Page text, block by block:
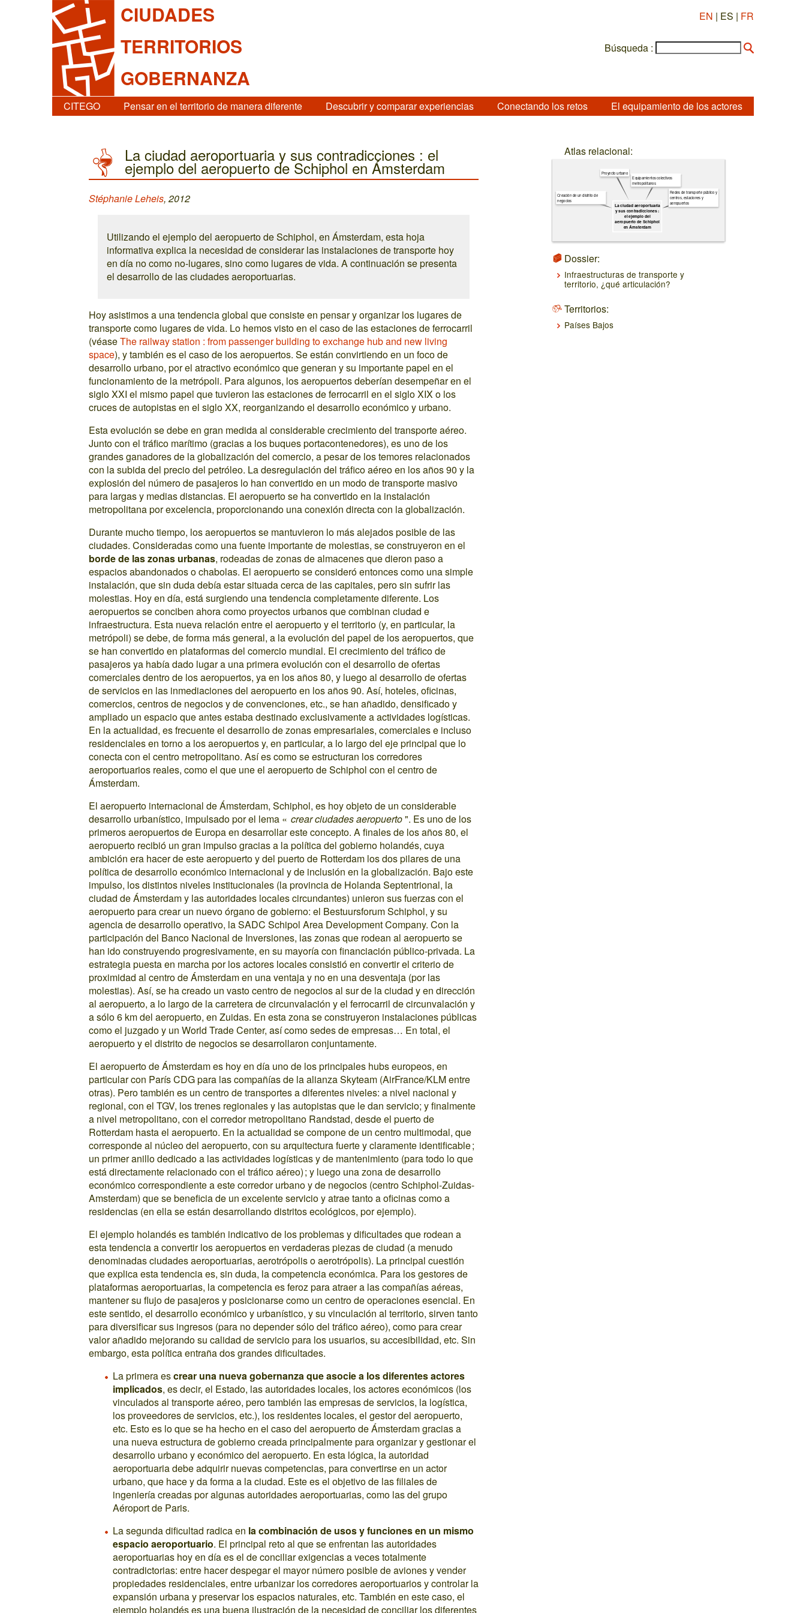
CIUDADES
TERRITORIOS
GOBERNANZA
EN | ES | FR
Búsqueda :
CITEGO Pensar en el territorio de manera diferente Descubrir y comparar experiencias Conectando los retos El equipamiento de los actores
La ciudad aeroportuaria y sus contradicciones : el
ejemplo del aeropuerto de Schiphol en Ámsterdam
Stéphanie Leheis, 2012
Utilizando el ejemplo del aeropuerto de Schiphol, en Ámsterdam, esta hoja
informativa explica la necesidad de considerar las instalaciones de transporte hoy
en día no como no-lugares, sino como lugares de vida. A continuación se presenta
el desarrollo de las ciudades aeroportuarias.
Hoy asistimos a una tendencia global que consiste en pensar y organizar los lugares de
transporte como lugares de vida. Lo hemos visto en el caso de las estaciones de ferrocarril
(véaseThe railway station : from passenger building to exchange hub and new living
space), y también es el caso de los aeropuertos. Se están convirtiendo en un foco de
desarrollo urbano, por el atractivo económico que generan y su importante papel en el
funcionamiento de la metrópoli. Para algunos, los aeropuertos deberían desempeñar en el
siglo XXI el mismo papel que tuvieron las estaciones de ferrocarril en el siglo XIX o los
cruces de autopistas en el siglo XX, reorganizando el desarrollo económico y urbano.
Esta evolución se debe en gran medida al considerable crecimiento del transporte aéreo.
Junto con el tráfico marítimo (gracias a los buques portacontenedores), es uno de los
grandes ganadores de la globalización del comercio, a pesar de los temores relacionados
con la subida del precio del petróleo. La desregulación del tráfico aéreo en los años 90 y la
explosión del número de pasajeros lo han convertido en un modo de transporte masivo
para largas y medias distancias. El aeropuerto se ha convertido en la instalación
metropolitana por excelencia, proporcionando una conexión directa con la globalización.
Durante mucho tiempo, los aeropuertos se mantuvieron lo más alejados posible de las
ciudades. Consideradas como una fuente importante de molestias, se construyeron en el
borde de las zonas urbanas, rodeadas de zonas de almacenes que dieron paso a
espacios abandonados o chabolas. El aeropuerto se consideró entonces como una simple
instalación, que sin duda debía estar situada cerca de las capitales, pero sin sufrir las
molestias. Hoy en día, está surgiendo una tendencia completamente diferente. Los
aeropuertos se conciben ahora como proyectos urbanos que combinan ciudad e
infraestructura. Esta nueva relación entre el aeropuerto y el territorio (y, en particular, la
metrópoli) se debe, de forma más general, a la evolución del papel de los aeropuertos, que
se han convertido en plataformas del comercio mundial. El crecimiento del tráfico de
pasajeros ya había dado lugar a una primera evolución con el desarrollo de ofertas
comerciales dentro de los aeropuertos, ya en los años 80, y luego al desarrollo de ofertas
de servicios en las inmediaciones del aeropuerto en los años 90. Así, hoteles, oficinas,
comercios, centros de negocios y de convenciones, etc., se han añadido, densificado y
ampliado un espacio que antes estaba destinado exclusivamente a actividades logísticas.
En la actualidad, es frecuente el desarrollo de zonas empresariales, comerciales e incluso
residenciales en torno a los aeropuertos y, en particular, a lo largo del eje principal que lo
conecta con el centro metropolitano. Así es como se estructuran los corredores
aeroportuarios reales, como el que une el aeropuerto de Schiphol con el centro de
Ámsterdam.
El aeropuerto internacional de Ámsterdam, Schiphol, es hoy objeto de un considerable
desarrollo urbanístico, impulsado por el lema «crear ciudades aeropuerto". Es uno de los
primeros aeropuertos de Europa en desarrollar este concepto. A finales de los años 80, el
aeropuerto recibió un gran impulso gracias a la política del gobierno holandés, cuya
ambición era hacer de este aeropuerto y del puerto de Rotterdam los dos pilares de una
política de desarrollo económico internacional y de inclusión en la globalización. Bajo este
impulso, los distintos niveles institucionales (la provincia de Holanda Septentrional, la
ciudad de Ámsterdam y las autoridades locales circundantes) unieron sus fuerzas con el
aeropuerto para crear un nuevo órgano de gobierno: el Bestuursforum Schiphol, y su
agencia de desarrollo operativo, la SADC Schipol Area Development Company. Con la
participación del Banco Nacional de Inversiones, las zonas que rodean al aeropuerto se
han ido construyendo progresivamente, en su mayoría con financiación público-privada. La
estrategia puesta en marcha por los actores locales consistió en convertir el criterio de
proximidad al centro de Ámsterdam en una ventaja y no en una desventaja (por las
molestias). Así, se ha creado un vasto centro de negocios al sur de la ciudad y en dirección
al aeropuerto, a lo largo de la carretera de circunvalación y el ferrocarril de circunvalación y
a sólo 6 km del aeropuerto, en Zuidas. En esta zona se construyeron instalaciones públicas
como el juzgado y un World Trade Center, así como sedes de empresas… En total, el
aeropuerto y el distrito de negocios se desarrollaron conjuntamente.
El aeropuerto de Ámsterdam es hoy en día uno de los principales hubs europeos, en
particular con París CDG para las compañías de la alianza Skyteam (AirFrance/KLM entre
otras). Pero también es un centro de transportes a diferentes niveles: a nivel nacional y
regional, con el TGV, los trenes regionales y las autopistas que le dan servicio; y finalmente
a nivel metropolitano, con el corredor metropolitano Randstad, desde el puerto de
Rotterdam hasta el aeropuerto. En la actualidad se compone de un centro multimodal, que
corresponde al núcleo del aeropuerto, con su arquitectura fuerte y claramente identificable ;
un primer anillo dedicado a las actividades logísticas y de mantenimiento (para todo lo que
está directamente relacionado con el tráfico aéreo) ; y luego una zona de desarrollo
económico correspondiente a este corredor urbano y de negocios (centro Schiphol-Zuidas-
Amsterdam) que se beneficia de un excelente servicio y atrae tanto a oficinas como a
residencias (en ella se están desarrollando distritos ecológicos, por ejemplo).
El ejemplo holandés es también indicativo de los problemas y dificultades que rodean a
esta tendencia a convertir los aeropuertos en verdaderas piezas de ciudad (a menudo
denominadas ciudades aeroportuarias, aerotrópolis o aerotrópolis). La principal cuestión
que explica esta tendencia es, sin duda, la competencia económica. Para los gestores de
plataformas aeroportuarias, la competencia es feroz para atraer a las compañías aéreas,
mantener su flujo de pasajeros y posicionarse como un centro de operaciones esencial. En
este sentido, el desarrollo económico y urbanístico, y su vinculación al territorio, sirven tanto
para diversificar sus ingresos (para no depender sólo del tráfico aéreo), como para crear
valor añadido mejorando su calidad de servicio para los usuarios, su accesibilidad, etc. Sin
embargo, esta política entraña dos grandes dificultades.
La primera escrear una nueva gobernanza que asocie a los diferentes actores
implicados, es decir, el Estado, las autoridades locales, los actores económicos (los
vinculados al transporte aéreo, pero también las empresas de servicios, la logística,
los proveedores de servicios, etc.), los residentes locales, el gestor del aeropuerto,
etc. Esto es lo que se ha hecho en el caso del aeropuerto de Ámsterdam gracias a
una nueva estructura de gobierno creada principalmente para organizar y gestionar el
desarrollo urbano y económico del aeropuerto. En esta lógica, la autoridad
aeroportuaria debe adquirir nuevas competencias, para convertirse en un actor
urbano, que hace y da forma a la ciudad. Este es el objetivo de las filiales de
ingeniería creadas por algunas autoridades aeroportuarias, como las del grupo
Aéroport de Paris.
La segunda dificultad radica en la combinación de usos y funciones en un mismo
espacio aeroportuario. El principal reto al que se enfrentan las autoridades
aeroportuarias hoy en día es el de conciliar exigencias a veces totalmente
contradictorias: entre hacer despegar el mayor número posible de aviones y vender
propiedades residenciales, entre urbanizar los corredores aeroportuarios y controlar la
expansión urbana y preservar los espacios naturales, etc. También en este caso, el
ejemplo holandés es una buena ilustración de la necesidad de conciliar los diferentes
Atlas relacional:
La ciudad aeroportuaria
y sus contradicciones :
el ejemplo del
aeropuerto de Schiphol
en Ámsterdam
Redes de transporte público y
centros, estaciones y
aeropuertos
Equipamientos colectivos
metropolitanos
Proyecto urbano
Creación de un distrito de
negocios
Dossier:
Infraestructuras de transporte y
territorio, ¿qué articulación?
Territorios:
Países Bajos